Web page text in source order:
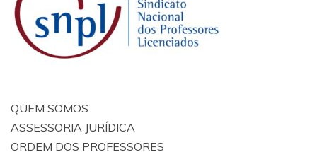
QUEM SOMOS
ASSESSORIA JURÍDICA
ORDEM DOS PROFESSORES